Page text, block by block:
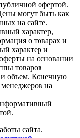
офертой.
могут быть как
на сайте.
характер,
о товарах и
характер и
на основании
товаров
и объем. Конечную
менеджеров на
сайта.